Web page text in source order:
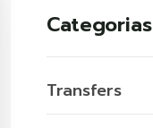
Categorias
Transfers